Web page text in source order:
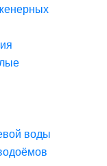
воды